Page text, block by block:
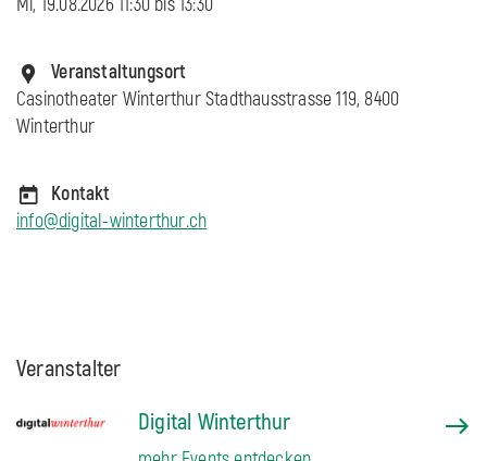
Mi, 19.08.2026 11:30 bis13:30
Veranstaltungsort
Casinotheater Winterthur Stadthausstrasse 119, 8400
Winterthur
Kontakt
info@digital-winterthur.ch
Veranstalter
Digital Winterthur